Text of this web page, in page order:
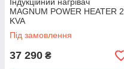
MAGNUM POWER HEATER 2
KVA
Під замовлення
37 290 ₴